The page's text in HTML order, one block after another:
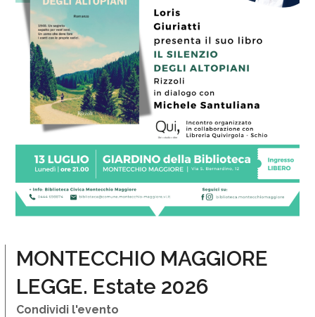
MONTECCHIO MAGGIORE
LEGGE. Estate 2026
Condividi l'evento